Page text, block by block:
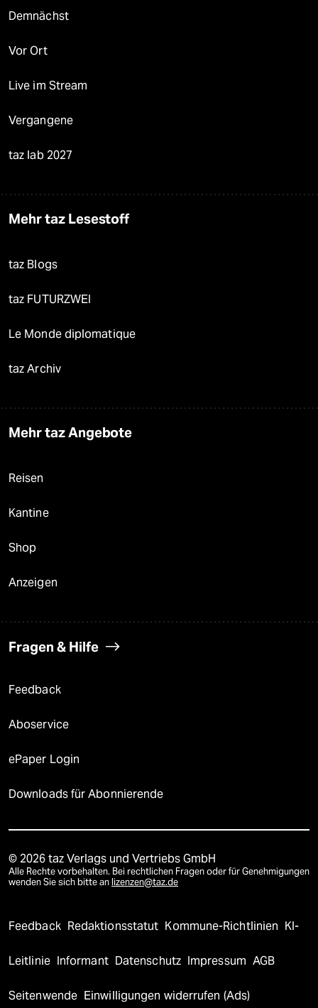
Demnächst
Vor Ort
Live im Stream
Vergangene
taz lab 2027
Mehr taz Lesestoff
taz Blogs
taz FUTURZWEI
Le Monde diplomatique
taz Archiv
Mehr taz Angebote
Reisen
Kantine
Shop
Anzeigen
Fragen & Hilfe
Feedback
Aboservice
ePaper Login
Downloads für Abonnierende
© 2026 taz Verlags und Vertriebs GmbH
Alle Rechte vorbehalten. Bei rechtlichen Fragen oder für Genehmigungen
wenden Sie sich bitte an lizenzen@taz.de
Feedback Redaktionsstatut Kommune-Richtlinien KI-
Leitlinie Informant Datenschutz Impressum AGB
Seitenwende Einwilligungen widerrufen (Ads)